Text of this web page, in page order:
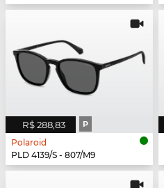
R$ 288,83 P
Polaroid
PLD 4139/S - 807/M9